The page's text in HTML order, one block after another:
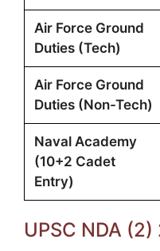
Air Force Ground
Duties (Tech)
Air Force Ground
Duties (Non-Tech)
Naval Academy
(10+2 Cadet
Entry)
UPSC NDA